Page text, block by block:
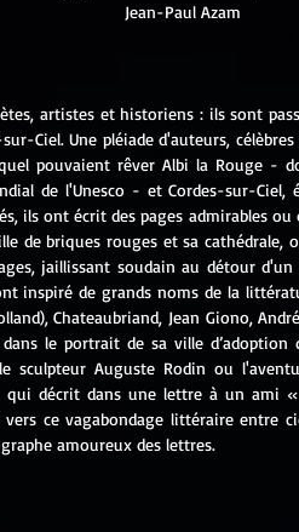
Jean-Paul Azam
artistes et historiens : ils sont
Ciel. Une pléiade d'auteurs,
pouvaient rêver Albi la Rouge -
de l'Unesco - et Cordes-sur-Ciel,
ils ont écrit des pages admirables
de briques rouges et sa cathédrale,
jaillissant soudain au détour
inspiré de grands noms de la
Chateaubriand, Jean Giono,
le portrait de sa ville
sculpteur Auguste Rodin ou
qui décrit dans une lettre à un ami
vers ce vagabondage littéraire entre
amoureux des lettres.